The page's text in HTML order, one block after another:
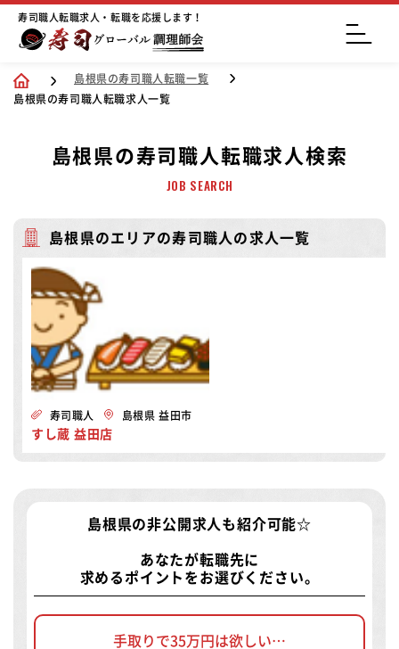
寿司職人転職求人・転職を応援します！
島根県の寿司職人転職一覧
島根県の寿司職人転職求人一覧
島根県の寿司職人転職求人検索
JOB SEARCH
島根県のエリアの寿司職人の求人一覧
寿司職人 島根県 益田市
すし蔵 益田店
島根県の非公開求人 も紹介可能☆
あなたが転職先に
求めるポイントをお選びください。
手取りで35万円は欲しい…